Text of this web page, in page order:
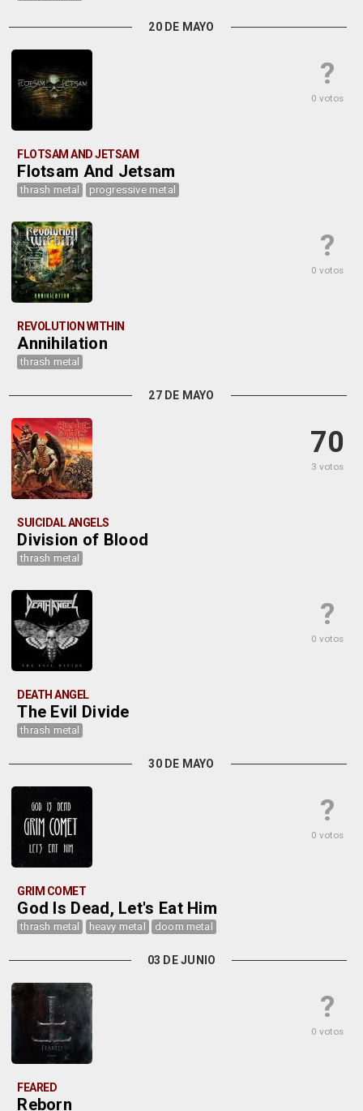
20 DE MAYO
?
0 votos
FLOTSAM AND JETSAM
Flotsam And Jetsam
thrash metal progressive metal
?
0 votos
REVOLUTION WITHIN
Annihilation
thrash metal
27 DE MAYO
70
3 votos
SUICIDAL ANGELS
Division of Blood
thrash metal
?
0 votos
DEATH ANGEL
The Evil Divide
thrash metal
30 DE MAYO
?
0 votos
GRIM COMET
God Is Dead, Let's Eat Him
thrash metal heavy metal doom metal
03 DE JUNIO
?
0 votos
FEARED
Reborn